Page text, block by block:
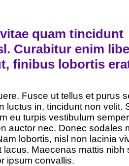
quam tincidunt
Curabitur enim
finibus lobortis
Fusce ut tellus et purus
luctus in, tincidunt non velit.
eu turpis vestibulum
auctor nec. Donec sodales
lobortis, nisl non lacinia
Maecenas mattis nibh
ipsum convallis.